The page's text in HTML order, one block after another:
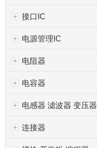
接口IC
电源管理IC
电阻器
电容器
电感器 滤波器 变压器
连接器